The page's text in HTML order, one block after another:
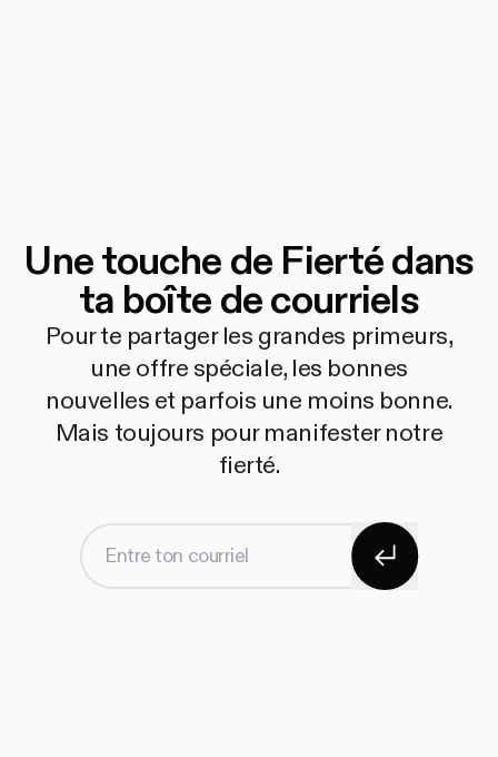
Une touche de Fierté dans
ta boîte de courriels
Pour te partager les grandes primeurs,
une offre spéciale, les bonnes
nouvelles et parfois une moins bonne.
Mais toujours pour manifester notre
fierté.
Entre ton courriel S'abonner